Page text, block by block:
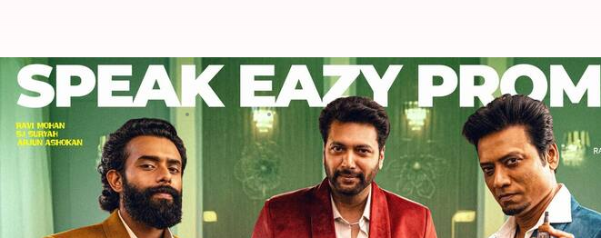
ரசிகர்கள் கொண்டாடும் ப்ரோ கோட்
எழுதியவர் Venkatalakshmi V Aug 28, 2025 07:08 pm
செய்தி முன்னோட்டம்
நடிகர் ரவி மோகன்
தன்னுடைய தயாரிப்பு நிறுவனமான
(Bro code).